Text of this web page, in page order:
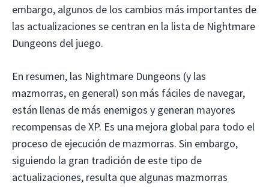
embargo, algunos de los cambios más importantes de
las actualizaciones se centran en la lista de Nightmare
Dungeons del juego.
En resumen, las Nightmare Dungeons (y las
mazmorras, en general) son más fáciles de navegar,
están llenas de más enemigos y generan mayores
recompensas de XP. Es una mejora global para todo el
proceso de ejecución de mazmorras. Sin embargo,
siguiendo la gran tradición de este tipo de
actualizaciones, resulta que algunas mazmorras